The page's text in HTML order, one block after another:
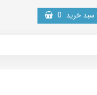
سبد خرید 0